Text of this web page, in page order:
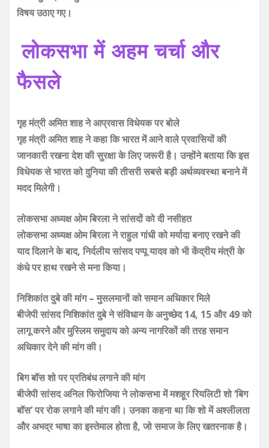
विषय उठाए गए।
लोकसभा में अहम चर्चा और
फैसले
गृह मंत्री अमित शाह ने आप्रवास विधेयक पर बोले
गृह मंत्री अमित शाह ने कहा कि भारत में आने वाले प्रवासियों की
जानकारी रखना देश की सुरक्षा के लिए जरूरी है। उन्होंने बताया कि इस
विधेयक से भारत को दुनिया की तीसरी सबसे बड़ी अर्थव्यवस्था बनाने में
मदद मिलेगी।
लोकसभा अध्यक्ष ओम बिरला ने सांसदों को दी नसीहत
लोकसभा अध्यक्ष ओम बिरला ने राहुल गांधी को मर्यादा बनाए रखने की
याद दिलाने के बाद, निर्दलीय सांसद पप्पू यादव को भी केंद्रीय मंत्री के
कंधे पर हाथ रखने से मना किया।
निशिकांत दुबे की मांग – मुसलमानों को समान अधिकार मिले
बीजेपी सांसद निशिकांत दुबे ने संविधान के अनुच्छेद 14, 15 और 49 को
लागू करने और मुस्लिम समुदाय को अन्य नागरिकों की तरह समान
अधिकार देने की मांग की।
बिग बॉस शो पर प्रतिबंध लगाने की मांग
बीजेपी सांसद अनिल फिरोजिया ने लोकसभा में मशहूर रियलिटी शो ‘बिग
बॉस’ पर रोक लगाने की मांग की। उनका कहना था कि शो में अश्लीलता
और अभद्र भाषा का इस्तेमाल होता है, जो समाज के लिए खतरनाक है।